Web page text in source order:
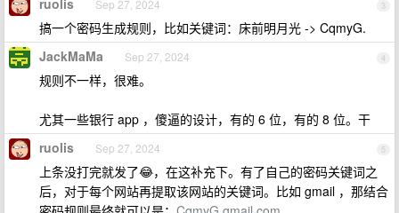
3
ruolis Sep 27, 2024
搞一个密码生成规则，比如关键词：床前明月光 -> CqmyG.
4
JackMaMa Sep 27, 2024
规则不一样，很难。
尤其一些银行 app ，傻逼的设计，有的 6 位，有的 8 位。干
5
ruolis Sep 27, 2024
上条没打完就发了😂，在这补充下。有了自己的密码关键词之
后，对于每个网站再提取该网站的关键词。比如 gmail ，那结合